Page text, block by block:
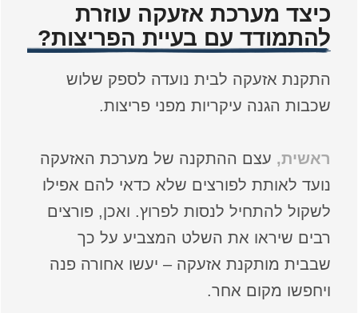
כיצד מערכת אזעקה עוזרת
להתמודד עם בעיית הפריצות?
התקנת אזעקה לבית נועדה לספק שלוש
שכבות הגנה עיקריות מפני פריצות.
ראשית, עצם ההתקנה של מערכת האזעקה
נועד לאותת לפורצים שלא כדאי להם אפילו
לשקול להתחיל לנסות לפרוץ. ואכן, פורצים
רבים שיראו את השלט המצביע על כך
שבבית מותקנת אזעקה – יעשו אחורה פנה
ויחפשו מקום אחר.